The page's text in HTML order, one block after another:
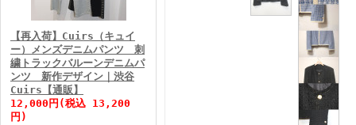
FINEBOYS2026年1月号
【再入荷】Cuirs（キュイ
ー）メンズデニムパンツ 刺
繍トラックバルーンデニムパ
ンツ 新作デザイン｜渋谷
Cuirs【通販】
12,000円(税込 13,200
円)